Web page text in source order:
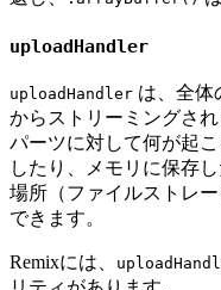
uploadHandler
uploadHandler は、全体
からストリーミングさ
パーツに対して何が起
したり、メモリに保存
場所（ファイルストレ
できます。
Remixには、